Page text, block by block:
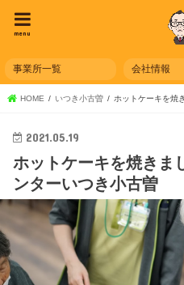
menu
事業所一覧 会社情報
HOME いつき小古曽 ホットケーキを焼
2021.05.19
ホットケーキを焼きま
ンターいつき小古曽